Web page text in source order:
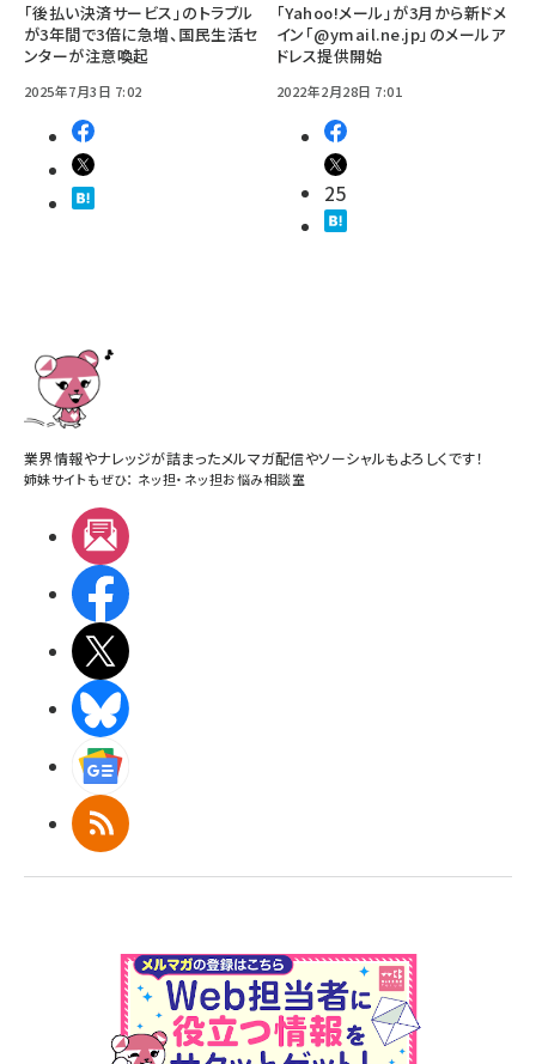
「後払い決済サービス」のトラブル
が3年間で3倍に急増、国民生活セ
ンターが注意喚起
2025年7月3日 7:02
「Yahoo!メール」が3月から新ドメ
イン「@ymail.ne.jp」のメールア
ドレス提供開始
2022年2月28日 7:01
25
業界情報やナレッジが詰まったメルマガ配信やソーシャルもよろしくです！
姉妹サイトもぜひ： ネッ担・ ネッ担お悩み相談室
RSS